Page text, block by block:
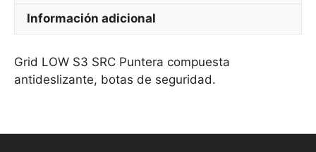
Información adicional
Grid LOW S3 SRC Puntera compuesta
antideslizante, botas de seguridad.